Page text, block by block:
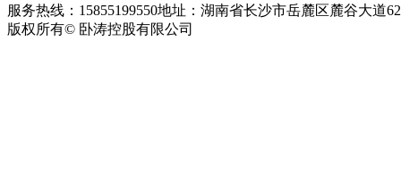
服务热线：15855199550地址：湖南省长沙市岳麓区麓谷大道
版权所有© 卧涛控股有限公司